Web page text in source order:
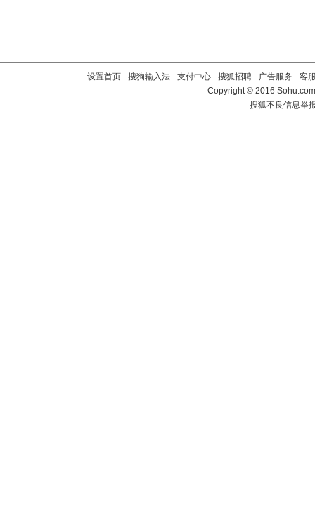
设置首页 - 搜狗输入法 - 支付中心 - 搜狐招聘 - 广告服务 - 客
Copyright©2016
搜狐不良信息举